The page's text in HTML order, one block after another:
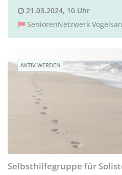
21.03.2024, 10 Uhr
SeniorenNetzwerk
AKTIV WERDEN
Selbsthilfegruppe für